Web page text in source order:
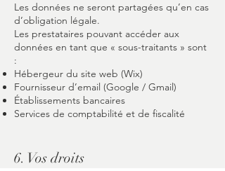
Les données ne seront partagées qu’en cas
d’obligation légale.
Les prestataires pouvant accéder aux
données en tant que « sous-traitants » sont
:
Hébergeur du site web (Wix)
Fournisseur d’email (Google / Gmail)
Établissements bancaires
Services de comptabilité et de fiscalité
6. Vos droits